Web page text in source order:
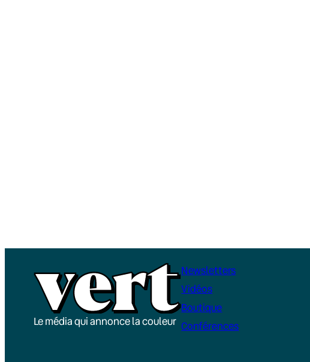
Le média qui annonce la couleur
Newsletters
Vidéos
Boutique
Conférences